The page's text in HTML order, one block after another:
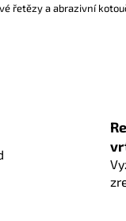
řetězy a abrazivní